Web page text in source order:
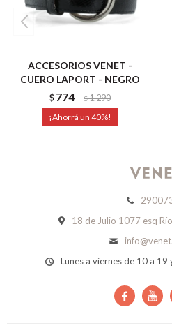
ACCESORIOS VENET -
CUERO LAPORT - NEGRO
$ 774 $1.290
40
18 de Julio 1077 esq
Lunes a viernes de 10 a
 